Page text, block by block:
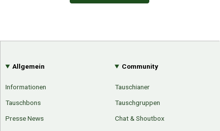
Allgemein
Informationen
Tauschbons
Presse News
Community
Tauschianer
Tauschgruppen
Chat & Shoutbox